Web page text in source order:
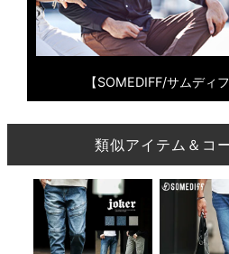
【SOMEDIFF/サムディ
類似アイテム＆コ